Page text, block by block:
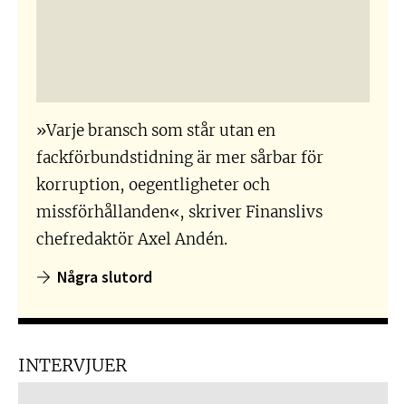
»Varje bransch som står utan en
fackförbundstidning är mer sårbar för
korruption, oegentligheter och
missförhållanden«, skriver Finanslivs
chefredaktör Axel Andén.
Några slutord
INTERVJUER